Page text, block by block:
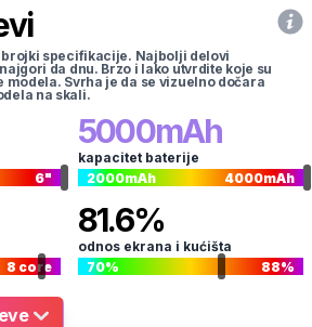
specifikacije. Najbolji delovi
da dnu. Brzo i lako utvrdite koje su
Svrha je da se vizuelno dočara
na skali.
6"
5000mAh
kapacitet baterije
2000mAh 4000mAh
8 core
81.6%
odnos ekrana i kućišta
70% 88%